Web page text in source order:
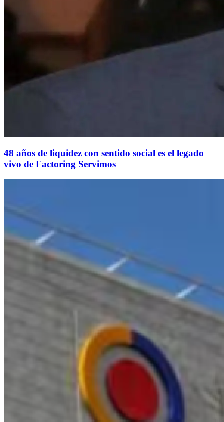
48 años de liquidez con sentido social es el legado
vivo de Factoring Servimos